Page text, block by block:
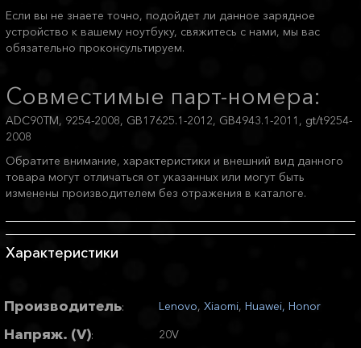
Если вы не знаете точно, подойдет ли данное зарядное
устройство к вашему ноутбуку, свяжитесь с нами, мы вас
обязательно проконсультируем.
Совместимые парт-номера:
ADC90TM, 9254-2008, GB17625.1-2012, GB4943.1-2011, gt/t9254-
2008
Обратите внимание, характеристики и внешний вид данного
товара могут отличаться от указанных или могут быть
изменены производителем без отражения в каталоге.
Характеристики
Производитель: Lenovo, Xiaomi, Huawei, Honor
Напряж. (V): 20V